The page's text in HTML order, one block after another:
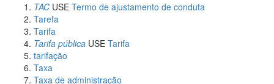
TAC USE Termo de ajustamento de conduta
Tarefa
Tarifa
Tarifa pública USE Tarifa
tarifação
Taxa
Taxa de administração